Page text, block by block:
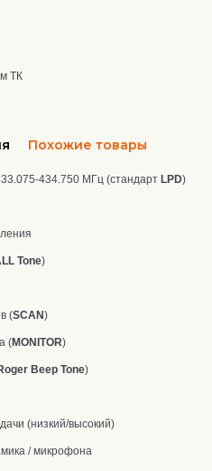
ТК
Похожие товары
434.750 МГц (стандарт LPD)
Tone)
(SCAN)
(MONITOR)
Beep Tone)
(низкий/высокий)
/ микрофона